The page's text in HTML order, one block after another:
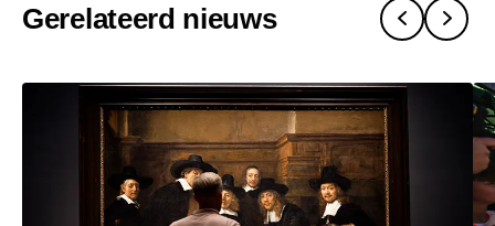
philips-
in-
medtech-
sector.html
Gerelateerd nieuws